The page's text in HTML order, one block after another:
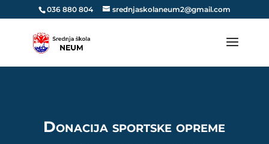
036 880 804 srednjaskolaneum2@gmail.com
Donacija sportske opreme